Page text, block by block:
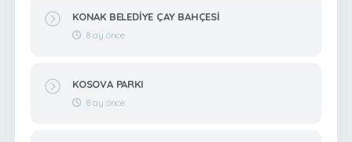
KONAK BELEDİYE ÇAY BAHÇESİ
8 ay önce
KOSOVA PARKI
8 ay önce